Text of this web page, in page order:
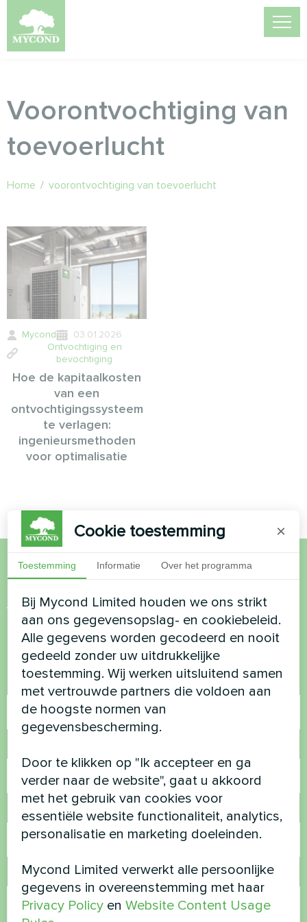
Voorontvochtiging van
toevoerlucht
Home / voorontvochtiging van toevoerlucht
Mycond
03.01.2026
Ontvochtiging en
bevochtiging
Hoe de kapitaalkosten
van een
ontvochtigingssysteem
te verlagen:
ingenieursmethoden
voor optimalisatie
Wil je kopen of heb je
vragen?
Neem contact met ons op en we helpen je
E-mail
Opmerking
Cookie toestemming ×
Toestemming Informatie Over het programma
Bij Mycond Limited houden we ons strikt
aan ons gegevensopslag- en cookiebeleid.
Alle gegevens worden gecodeerd en nooit
gedeeld zonder uw uitdrukkelijke
toestemming. Wij werken uitsluitend samen
met vertrouwde partners die voldoen aan
de hoogste normen van
gegevensbescherming.
Door te klikken op "Ik accepteer en ga
verder naar de website", gaat u akkoord
met het gebruik van cookies voor
essentiële website functionaliteit, analytics,
personalisatie en marketing doeleinden.
Mycond Limited verwerkt alle persoonlijke
gegevens in overeenstemming met haar
Privacy Policy enWebsite Content Usage